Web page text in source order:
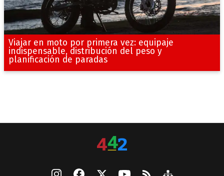
Viajar en moto por primera vez: equipaje
indispensable, distribución del peso y
planificación de paradas